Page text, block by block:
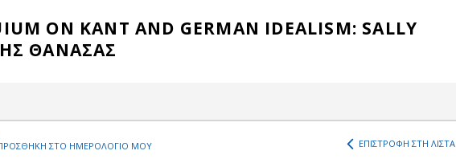
ON KANT AND GERMAN IDEALISM: SALLY
ΘΑΝΑΣΑΣ
ΣΤΟ ΗΜΕΡΟΛΟΓΙΟ ΜΟΥ ΕΠΙΣΤΡΟΦΗ ΣΤΗ ΛΙΣΤΑ